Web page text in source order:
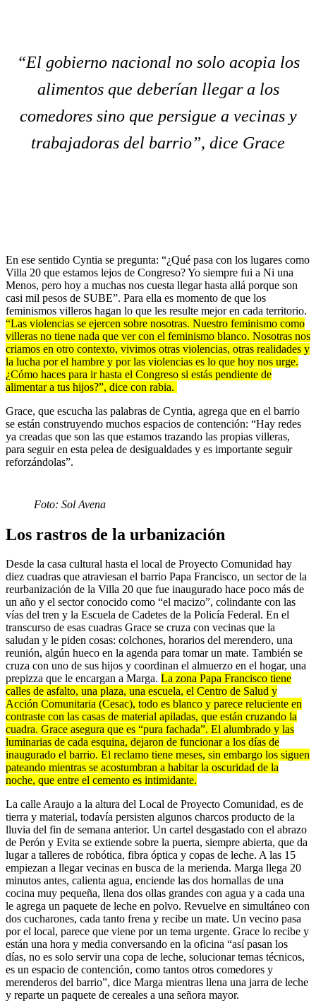
“El gobierno nacional no solo acopia los
alimentos que deberían llegar a los
comedores sino que persigue a vecinas y
trabajadoras del barrio”, dice Grace
En ese sentido Cyntia se pregunta: “¿Qué pasa con los lugares como
Villa 20 que estamos lejos de Congreso? Yo siempre fui a Ni una
Menos, pero hoy a muchas nos cuesta llegar hasta allá porque son
casi mil pesos de SUBE”. Para ella es momento de que los
feminismos villeros hagan lo que les resulte mejor en cada territorio.
“Las violencias se ejercen sobre nosotras. Nuestro feminismo como
villeras no tiene nada que ver con el feminismo blanco. Nosotras nos
criamos en otro contexto, vivimos otras violencias, otras realidades y
la lucha por el hambre y por las violencias es lo que hoy nos urge.
¿Cómo haces para ir hasta el Congreso si estás pendiente de
alimentar a tus hijos?”, dice con rabia.
Grace, que escucha las palabras de Cyntia, agrega que en el barrio
se están construyendo muchos espacios de contención: “Hay redes
ya creadas que son las que estamos trazando las propias villeras,
para seguir en esta pelea de desigualdades y es importante seguir
reforzándolas”.
Foto: Sol Avena
Los rastros de la urbanización
Desde la casa cultural hasta el local de Proyecto Comunidad hay
diez cuadras que atraviesan el barrio Papa Francisco, un sector de la
reurbanización de la Villa 20 que fue inaugurado hace poco más de
un año y el sector conocido como “el macizo”, colindante con las
vías del tren y la Escuela de Cadetes de la Policía Federal. En el
transcurso de esas cuadras Grace se cruza con vecinas que la
saludan y le piden cosas: colchones, horarios del merendero, una
reunión, algún hueco en la agenda para tomar un mate. También se
cruza con uno de sus hijos y coordinan el almuerzo en el hogar, una
prepizza que le encargan a Marga. La zona Papa Francisco tiene
calles de asfalto, una plaza, una escuela, el Centro de Salud y
Acción Comunitaria (Cesac), todo es blanco y parece reluciente en
contraste con las casas de material apiladas, que están cruzando la
cuadra. Grace asegura que es “pura fachada”. El alumbrado y las
luminarias de cada esquina, dejaron de funcionar a los días de
inaugurado el barrio. El reclamo tiene meses, sin embargo los siguen
pateando mientras se acostumbran a habitar la oscuridad de la
noche, que entre el cemento es intimidante.
La calle Araujo a la altura del Local de Proyecto Comunidad, es de
tierra y material, todavía persisten algunos charcos producto de la
lluvia del fin de semana anterior. Un cartel desgastado con el abrazo
de Perón y Evita se extiende sobre la puerta, siempre abierta, que da
lugar a talleres de robótica, fibra óptica y copas de leche. A las 15
empiezan a llegar vecinas en busca de la merienda. Marga llega 20
minutos antes, calienta agua, enciende las dos hornallas de una
cocina muy pequeña, llena dos ollas grandes con agua y a cada una
le agrega un paquete de leche en polvo. Revuelve en simultáneo con
dos cucharones, cada tanto frena y recibe un mate. Un vecino pasa
por el local, parece que viene por un tema urgente. Grace lo recibe y
están una hora y media conversando en la oficina “así pasan los
días, no es solo servir una copa de leche, solucionar temas técnicos,
es un espacio de contención, como tantos otros comedores y
merenderos del barrio”, dice Marga mientras llena una jarra de leche
y reparte un paquete de cereales a una señora mayor.